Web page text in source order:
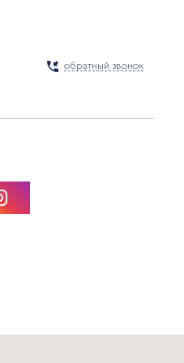
обратный звонок